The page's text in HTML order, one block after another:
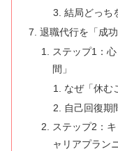
結局どっち
退職代行を「成
ステップ1：
間」
なぜ「休む
自己回復期
ステップ2：
ャリアプラン